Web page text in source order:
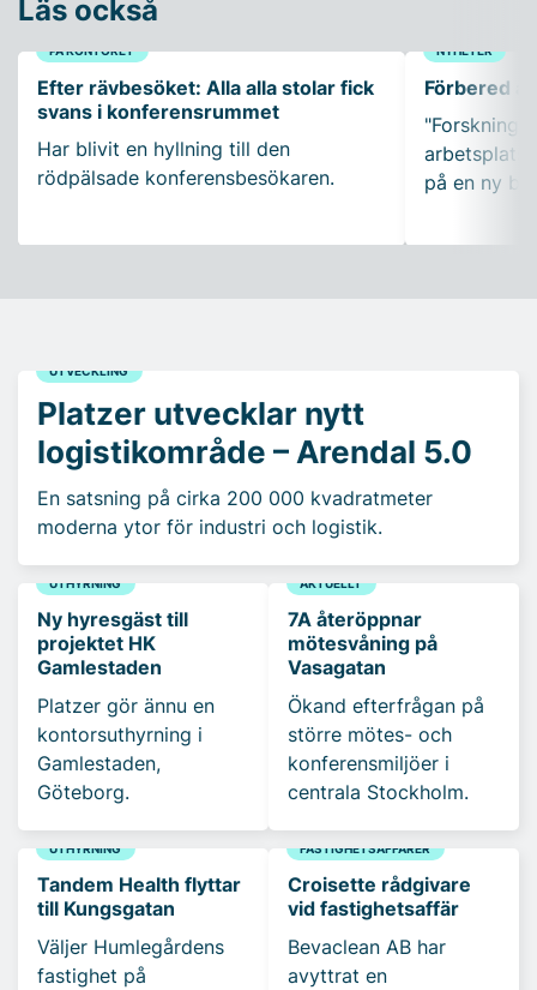
Läs också
PÅ KONTORET
Efter rävbesöket: Alla alla stolar fick
svans i konferensrummet
Har blivit en hyllning till den
rödpälsade konferensbesökaren.
NYHETER
Förbered
"Forskning
på en ny
UTVECKLING
Platzer utvecklar nytt
logistikområde – Arendal 5.0
En satsning på cirka 200 000 kvadratmeter
moderna ytor för industri och logistik.
UTHYRNING
Ny hyresgäst till
projektet HK
Gamlestaden
Platzer gör ännu en
kontorsuthyrning i
Gamlestaden,
Göteborg.
AKTUELLT
7A återöppnar
mötesvåning på
Vasagatan
Ökand efterfrågan på
större mötes- och
konferensmiljöer i
centrala Stockholm.
UTHYRNING
Tandem Health flyttar
till Kungsgatan
Väljer Humlegårdens
fastighet på
FASTIGHETSAFFÄRER
Croisette rådgivare
vid fastighetsaffär
Bevaclean AB har
avyttrat en